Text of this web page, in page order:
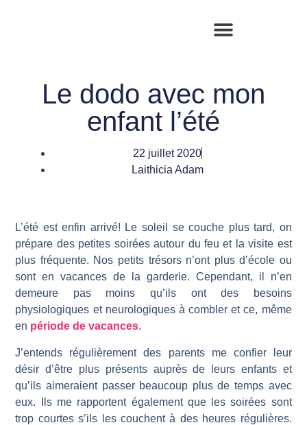
Le dodo avec mon
enfant l’été
22 juillet 2020
Laithicia Adam
L’été est enfin arrivé! Le soleil se couche plus tard, on
prépare des petites soirées autour du feu et la visite est
plus fréquente. Nos petits trésors n’ont plus d’école ou
sont en vacances de la garderie. Cependant, il n’en
demeure pas moins qu’ils ont des besoins
physiologiques et neurologiques à combler et ce, même
en période de vacances.
J’entends régulièrement des parents me confier leur
désir d’être plus présents auprès de leurs enfants et
qu’ils aimeraient passer beaucoup plus de temps avec
eux. Ils me rapportent également que les soirées sont
trop courtes s’ils les couchent à des heures régulières.